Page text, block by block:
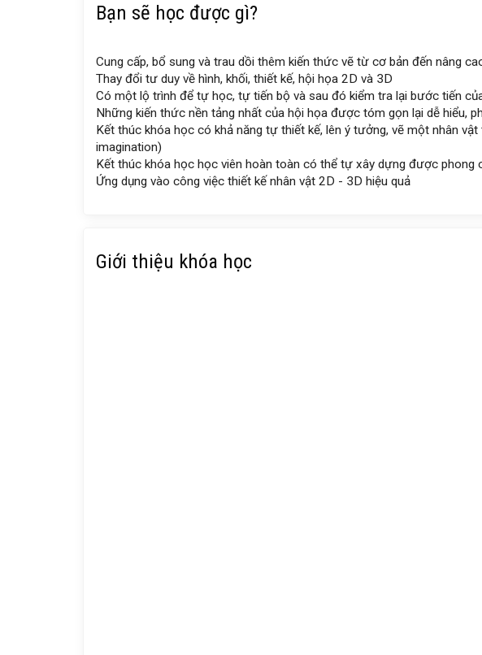
Bạn sẽ học được gì?
Cung cấp, bổ sung và trau dồi thêm kiến thức vẽ từ cơ bản đến nâng
Thay đổi tư duy về hình, khối, thiết kế, hội họa 2D và 3D
Có một lộ trình để tự học, tự tiến bộ và sau đó kiểm tra lại bước tiến
Những kiến thức nền tảng nhất của hội họa được tóm gọn lại dễ hiểu,
Kết thúc khóa học có khả năng tự thiết kế, lên ý tưởng, vẽ một nhân
imagination)
Kết thúc khóa học học viên hoàn toàn có thể tự xây dựng được phong
Ứng dụng vào công việc thiết kế nhân vật 2D - 3D hiệu quả
Giới thiệu khóa học